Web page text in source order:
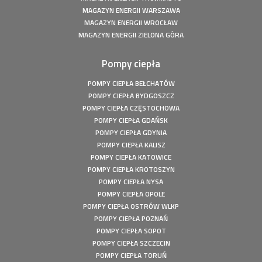
Fotowoltaika z magazynem energii - Człuchów - Instalacja
fotowoltaiczna o mocy: 9,86 kWp
Fotowoltaika z magazynem energii - Gorzów Śląski -
Instalacja fotowoltaiczna o mocy: 20,16 kWp
Fotowoltaika z magazynem energii - Szczecin - Instalacja
fotowoltaiczna o mocy: 6,1 kWp
Fotowoltaika z magazynem energii - Wołuszewo -
Instalacja fotowoltaiczna o mocy: 9,81 kWp
Fotowoltaika Gorzów Śląski - Instalacja fotowoltaiczna o
Fotowoltaika z magazynem energii - Borek - Instalacja
fotowoltaiczna o mocy: 7,77 kWp
Fotowoltaika z magazynem energii - Secemin - Instalacja
fotowoltaiczna o mocy: 4,5 kWp
Fotowoltaika Wola Droszewska - Instalacja fotowoltaiczna
Fotowoltaika Aquapark Kalisz - Instalacja fotowoltaiczna o
MAGAZYN ENERGII WARSZAWA
MAGAZYN ENERGII WROCŁAW
MAGAZYN ENERGII ZIELONA GÓRA
Pompy ciepła
POMPY CIEPŁA BEŁCHATÓW
POMPY CIEPŁA BYDGOSZCZ
POMPY CIEPŁA CZĘSTOCHOWA
POMPY CIEPŁA GDAŃSK
POMPY CIEPŁA GDYNIA
POMPY CIEPŁA KALISZ
POMPY CIEPŁA KATOWICE
POMPY CIEPŁA KROTOSZYN
POMPY CIEPŁA NYSA
POMPY CIEPŁA OPOLE
POMPY CIEPŁA OSTRÓW WLKP
POMPY CIEPŁA POZNAŃ
POMPY CIEPŁA SOPOT
POMPY CIEPŁA SZCZECIN
POMPY CIEPŁA TORUŃ